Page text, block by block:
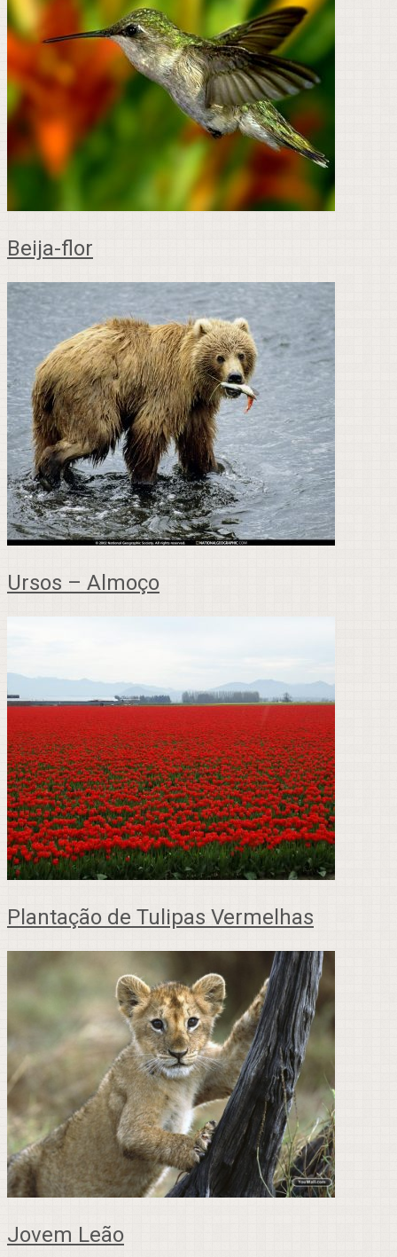
Beija-flor
Ursos – Almoço
Plantação de Tulipas Vermelhas
Jovem Leão